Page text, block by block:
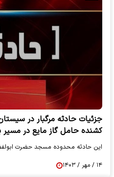
کشنده حامل گاز مایع در مسیر
این حادثه محدوده مسجد حضرت
۱۴ / مهر / ۱۴۰۳